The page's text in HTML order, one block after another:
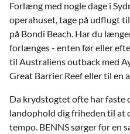
Forlæng med nogle dage i
operahuset, tage på udflugt
på Bondi Beach. Har du
forlænges - enten før eller
til Australiens outback med
Great Barrier Reef eller til en
Da krydstogtet ofte har faste
landophold dig friheden til at
tempo. BENNS sørger for en